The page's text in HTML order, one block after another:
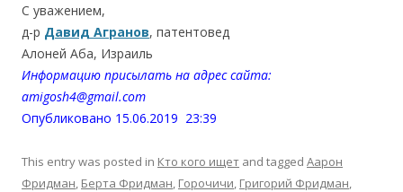
С уважением,
д-р Давид Агранов, патентовед
Алоней Аба, Израиль
Информацию присылать на адрес сайта:
amigosh4@gmail.com
Опубликовано 15.06.2019 23:39
This entry was posted in Кто кого ищет and tagged Аарон
Фридман, Берта Фридман, Горочичи, Григорий Фридман,